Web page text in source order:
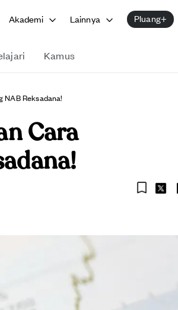
Akademi Lainnya Pluang+
Kamus
NAB Reksadana!
Cara